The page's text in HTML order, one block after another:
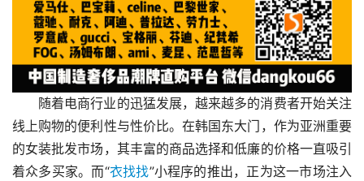
随着电商行业的迅猛发展，越来越多的消费者开始关注
线上购物的便利性与性价比。在韩国东大门，作为亚洲重要
的女装批发市场，其丰富的商品选择和低廉的价格一直吸引
着众多买家。而“衣找找”小程序的推出，正为这一市场注入